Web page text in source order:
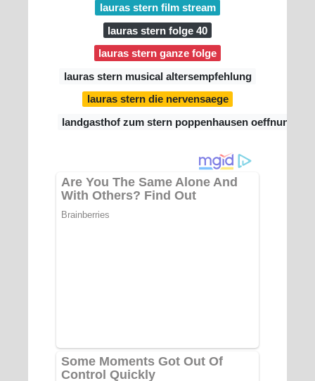
lauras stern film stream
lauras stern folge 40
lauras stern ganze folge
lauras stern musical altersempfehlung
lauras stern die nervensaege
landgasthof zum stern poppenhausen